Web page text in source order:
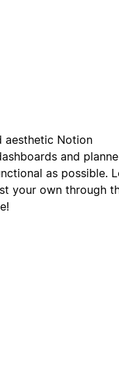
aesthetic Notion
and
as possible.
your own through